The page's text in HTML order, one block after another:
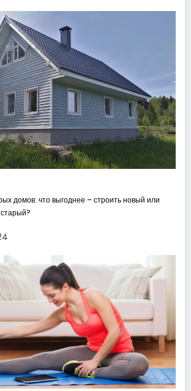
домов: что выгоднее – строить новый или